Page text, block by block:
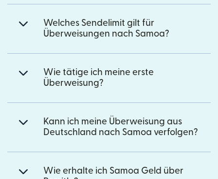
Welches Sendelimit gilt für
Überweisungen nach Samoa?
Wie tätige ich meine erste
Überweisung?
Kann ich meine Überweisung aus
Deutschland nach Samoa verfolgen?
Wie erhalte ich Samoa Geld über